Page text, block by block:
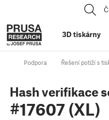
3D tiskárny
Podpora Řešení potíží s
Hash verifikace
#17607 (XL)